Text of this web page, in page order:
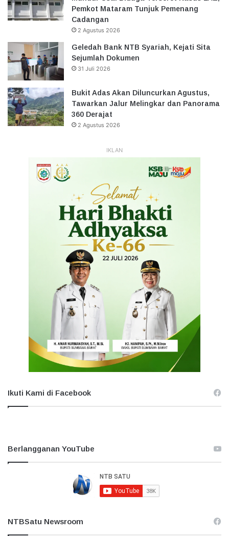
Pemkot Mataram Tunjuk Pemenang
Cadangan
2 Agustus 2026
Geledah Bank NTB Syariah, Kejati Sita
Sejumlah Dokumen
31 Juli 2026
Bukit Adas Akan Diluncurkan Agustus,
Tawarkan Jalur Melingkar dan Panorama
360 Derajat
2 Agustus 2026
IKLAN
Ikuti Kami di Facebook
Berlangganan YouTube
NTBSatu Newsroom